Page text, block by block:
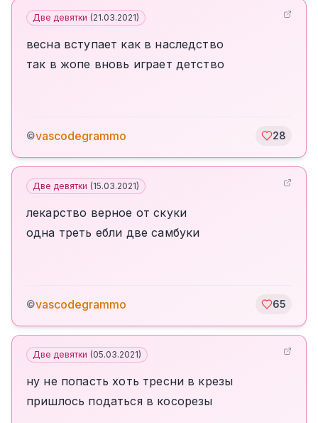
Две девятки (21.03.2021)
весна вступает как в наследство
так в жопе вновь играет детство
©vascodegrammo 28
Две девятки (15.03.2021)
лекарство верное от скуки
одна треть ебли две самбуки
©vascodegrammo 65
Две девятки (05.03.2021)
ну не попасть хоть тресни в крезы
пришлось податься в косорезы